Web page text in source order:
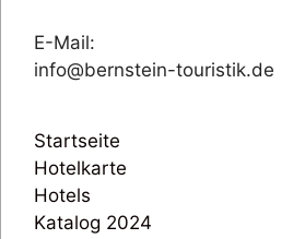
E-Mail:
info@bernstein-touristik.de
Startseite
Hotelkarte
Hotels
Katalog 2024